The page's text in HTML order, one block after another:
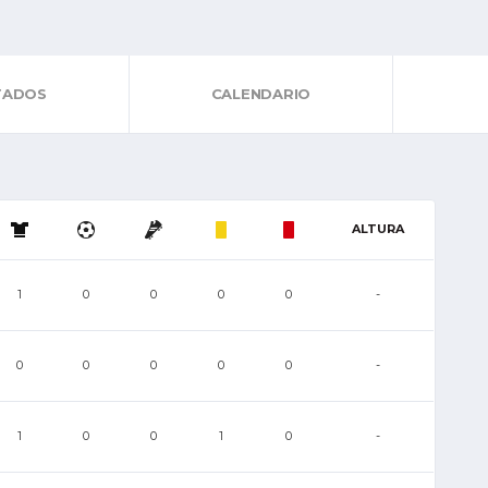
CALENDARIO
ALTURA
1 0 0 0 0 -
0 0 0 0 0 -
1 0 0 1 0 -